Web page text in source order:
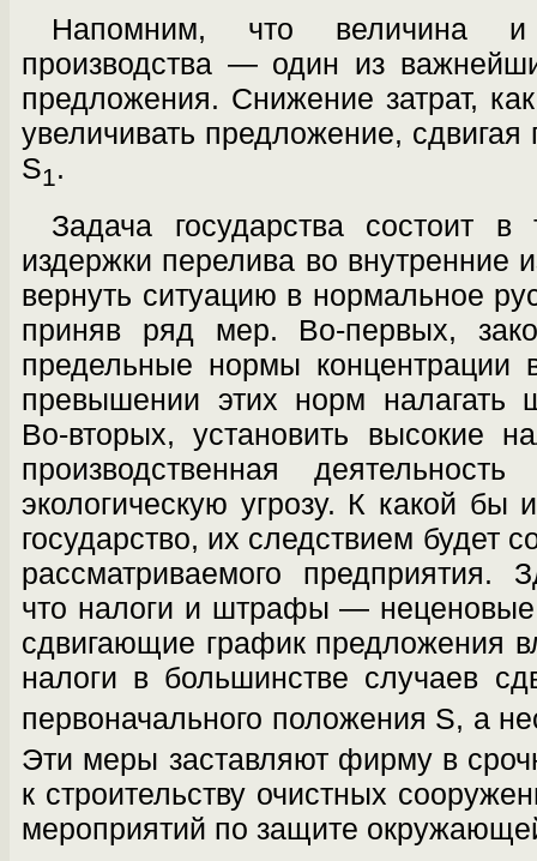
Напомним, что величина и
производст­ва — один из
предложения. Снижение затрат,
увеличивать пред­ложение,
S1.
Задача государства состоит
издерж­ки перелива во внутренние
вернуть си­туацию в нормальное
приняв ряд мер. Во-первых,
предельные нормы кон­центрации
превышении этих норм нала­гать
Во-вторых, установить высокие
производственная
экологическую угрозу. К какой бы
государство, их следствием будет
рассматриваемого предприятия.
что налоги и штрафы —
сдви­гающие график предложения
налоги в большинстве случаев
первоначального положения S, а
Эти меры заставляют фирму в
к строительству очистных
мероприятий по защите